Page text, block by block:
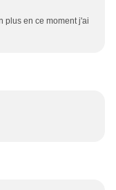
plus en ce moment j'ai